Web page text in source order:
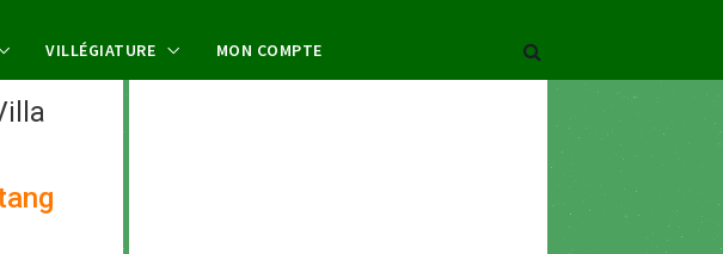
VILLÉGIATURE MON COMPTE